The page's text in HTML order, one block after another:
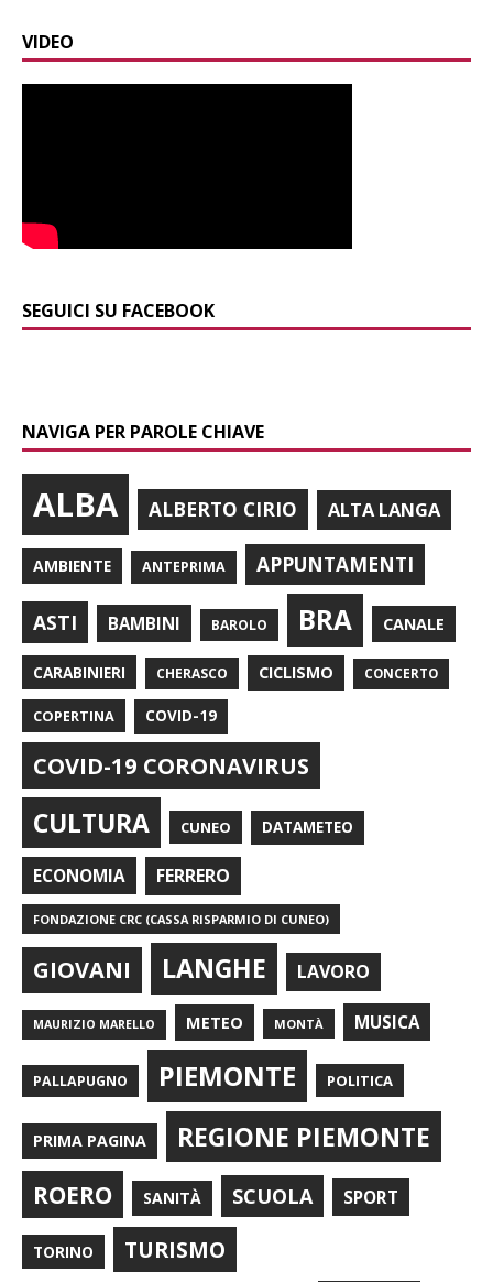
VIDEO
SEGUICI SU FACEBOOK
NAVIGA PER PAROLE CHIAVE
ALBA ALBERTO CIRIO ALTA LANGA
AMBIENTE ANTEPRIMA APPUNTAMENTI
ASTI BAMBINI BAROLO BRA CANALE
CARABINIERI CHERASCO CICLISMO CONCERTO
COPERTINA COVID-19
COVID-19 CORONAVIRUS
CULTURA CUNEO DATAMETEO
ECONOMIA FERRERO
FONDAZIONE CRC (CASSA RISPARMIO DI CUNEO)
GIOVANI LANGHE LAVORO
MAURIZIO MARELLO METEO MONTÀ MUSICA
PALLAPUGNO PIEMONTE POLITICA
PRIMA PAGINA REGIONE PIEMONTE
ROERO SANITÀ SCUOLA SPORT
TORINO TURISMO